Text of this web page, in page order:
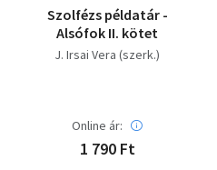
Szolfézs példatár -
Alsófok II. kötet
J. Irsai Vera (szerk.)
Online ár:
1 790 Ft